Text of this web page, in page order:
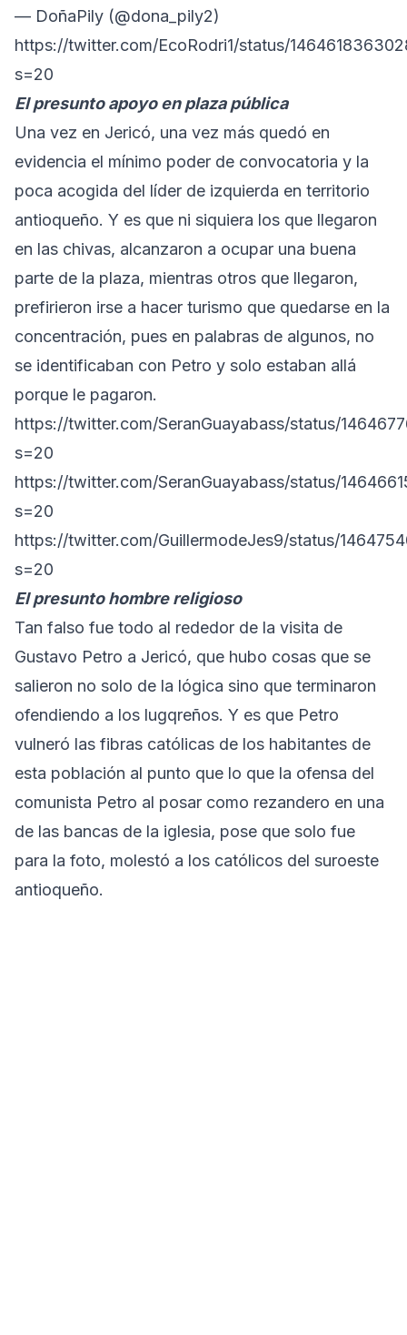
— DoñaPily (@dona_pily2)
https://twitter.com/EcoRodri1/status/
s=20
El presunto apoyo en plaza pública
Una vez en Jericó, una vez más quedó en
evidencia el mínimo poder de convocatoria y la
poca acogida del líder de izquierda en territorio
antioqueño. Y es que ni siquiera los que llegaron
en las chivas, alcanzaron a ocupar una buena
parte de la plaza, mientras otros que llegaron,
prefirieron irse a hacer turismo que quedarse en la
concentración, pues en palabras de algunos, no
se identificaban con Petro y solo estaban allá
porque le pagaron.
https://twitter.com/SeranGuayabass/status/
s=20
https://twitter.com/SeranGuayabass/status/
s=20
https://twitter.com/GuillermodeJes9/status/
s=20
El presunto hombre religioso
Tan falso fue todo al rededor de la visita de
Gustavo Petro a Jericó, que hubo cosas que se
salieron no solo de la lógica sino que terminaron
ofendiendo a los lugqreños. Y es que Petro
vulneró las fibras católicas de los habitantes de
esta población al punto que lo que la ofensa del
comunista Petro al posar como rezandero en una
de las bancas de la iglesia, pose que solo fue
para la foto, molestó a los católicos del suroeste
antioqueño.